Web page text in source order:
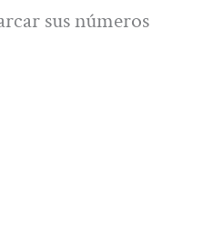
sus números